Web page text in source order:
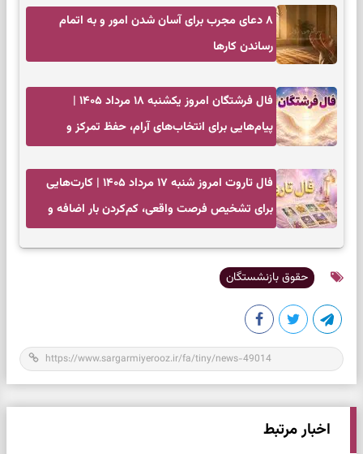
۸ دعای مجرب برای آسان شدن امور و به اتمام
رساندن کار‌ها
فال فرشتگان امروز یکشنبه ۱۸ مرداد ۱۴۰۵ |
پیام‌هایی برای انتخاب‌های آرام، حفظ تمرکز و
فال تاروت امروز شنبه ۱۷ مرداد ۱۴۰۵ | کارت‌هایی
برای تشخیص فرصت واقعی، کم‌کردن بار اضافه و
حقوق بازنشستگان
اخبار مرتبط